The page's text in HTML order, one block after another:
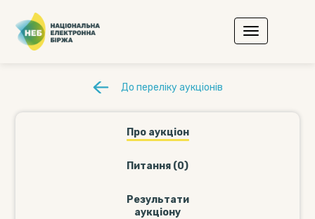
До переліку аукціонів
Про аукціон
Питання (0)
Результати
аукціону